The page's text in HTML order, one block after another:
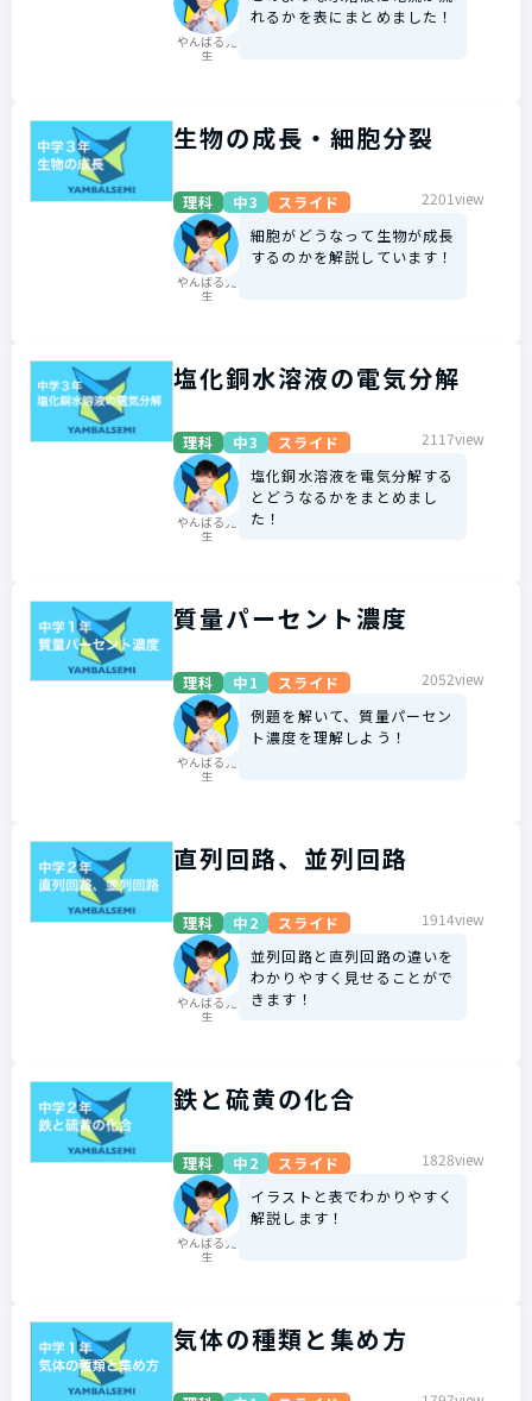
やんばる先
生
れるかを表にまとめました！
生物の成長・細胞分裂
理科 中3 スライド 2201view
やんばる先
生
細胞がどうなって生物が成長
するのかを解説しています！
塩化銅水溶液の電気分解
理科 中3 スライド 2117view
やんばる先
生
塩化銅水溶液を電気分解する
とどうなるかをまとめまし
た！
質量パーセント濃度
理科 中1 スライド 2052view
やんばる先
生
例題を解いて、質量パーセン
ト濃度を理解しよう！
直列回路、並列回路
理科 中2 スライド 1914view
やんばる先
生
並列回路と直列回路の違いを
わかりやすく見せることがで
きます！
鉄と硫黄の化合
理科 中2 スライド 1828view
やんばる先
生
イラストと表でわかりやすく
解説します！
気体の種類と集め方